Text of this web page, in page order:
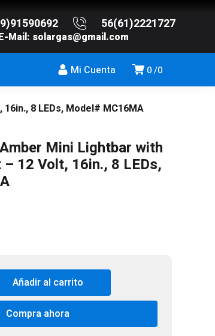
56(61)2221727
Mail: solargas@gmail.com
0 0
Mi Cuenta
8 LEDs, Model# MC16MA
Mini Lightbar with
12 Volt, 16in., 8 LEDs,
Añadir al carrito
Compra ahora